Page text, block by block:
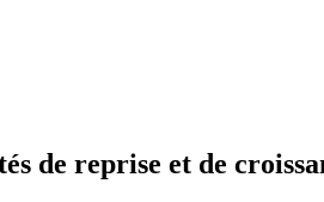
de reprise et de